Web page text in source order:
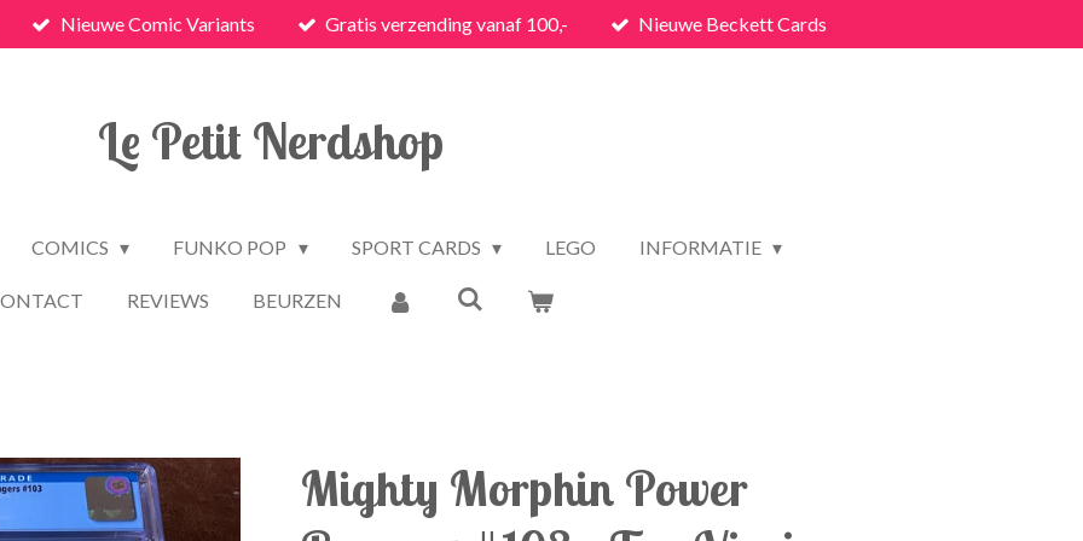
Nieuwe Comic Variants Gratis verzending vanaf 100,- Nieuwe Beckett Cards
Le Petit Nerdshop
COMICS FUNKO POP SPORT CARDS LEGO INFORMATIE
REVIEWS BEURZEN
Mighty Morphin Power